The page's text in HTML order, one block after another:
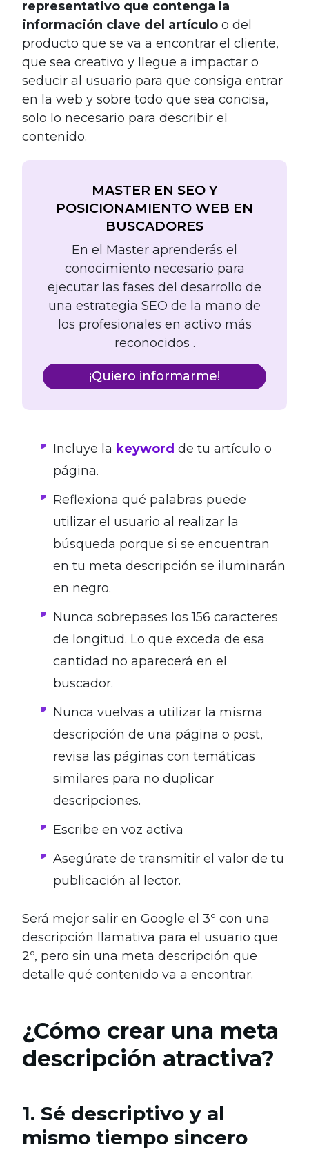
representativo que contenga la
información clave del artículo o del
producto que se va a encontrar el cliente,
que sea creativo y llegue a impactar o
seducir al usuario para que consiga entrar
en la web y sobre todo que sea concisa,
solo lo necesario para describir el
contenido.
MASTER EN SEO Y
POSICIONAMIENTO WEB EN
BUSCADORES
En el Master aprenderás el
conocimiento necesario para
ejecutar las fases del desarrollo de
una estrategia SEO de la mano de
los profesionales en activo más
reconocidos .
¡Quiero informarme!
Incluye la keyword de tu artículo o
página.
Reflexiona qué palabras puede
utilizar el usuario al realizar la
búsqueda porque si se encuentran
en tu meta descripción se iluminarán
en negro.
Nunca sobrepases los 156 caracteres
de longitud. Lo que exceda de esa
cantidad no aparecerá en el
buscador.
Nunca vuelvas a utilizar la misma
descripción de una página o post,
revisa las páginas con temáticas
similares para no duplicar
descripciones.
Escribe en voz activa
Asegúrate de transmitir el valor de tu
publicación al lector.
Será mejor salir en Google el 3º con una
descripción llamativa para el usuario que
2º, pero sin una meta descripción que
detalle qué contenido va a encontrar.
¿Cómo crear una meta
descripción atractiva?
1. Sé descriptivo y al
mismo tiempo sincero